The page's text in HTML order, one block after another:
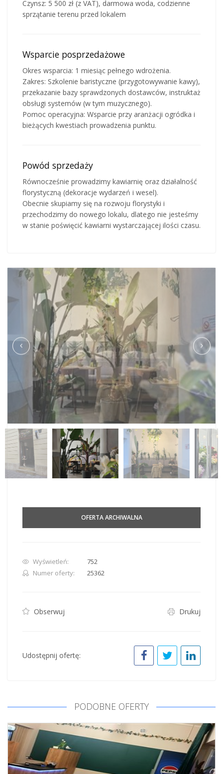
​Czynsz: 5 500 zł (z VAT), darmowa woda, codzienne
sprzątanie terenu przed lokalem
Wsparcie posprzedażowe
Okres wsparcia: 1 miesiąc pełnego wdrożenia.
​Zakres: Szkolenie baristyczne (przygotowywanie kawy),
przekazanie bazy sprawdzonych dostawców, instruktaż
obsługi systemów (w tym muzycznego).
​Pomoc operacyjna: Wsparcie przy aranżacji ogródka i
bieżących kwestiach prowadzenia punktu.
Powód sprzedaży
Równocześnie prowadzimy kawiarnię oraz działalność
florystyczną (dekoracje wydarzeń i wesel).
Obecnie skupiamy się na rozwoju florystyki i
przechodzimy do nowego lokalu, dlatego nie jesteśmy
w stanie poświęcić kawiarni wystarczającej ilości czasu.
OFERTA ARCHIWALNA
Wyświetleń:
752
Numer oferty:
25362
Obserwuj Drukuj
Udostępnij ofertę:
PODOBNE OFERTY